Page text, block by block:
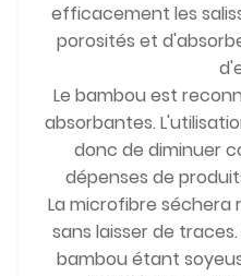
efficacement les
porosités et
Le bambou est
absorbantes.
donc de diminuer
dépenses de
La microfibre séchera
sans laisser de
bambou étant